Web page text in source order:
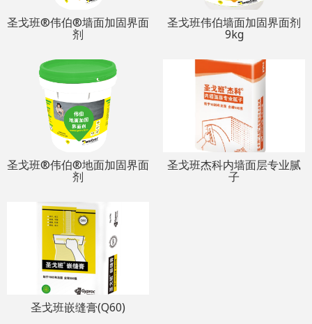
圣戈班®伟伯®墙面加固界面
剂
圣戈班伟伯墙面加固界面剂
9kg
圣戈班®伟伯®地面加固界面
剂
圣戈班杰科内墙面层专业腻
子
圣戈班嵌缝膏(Q60)